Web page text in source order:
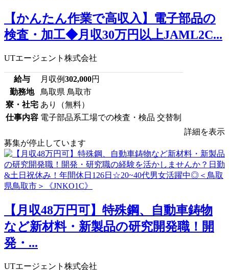
【かんたん作業で高収入】電子部品の
検査・加工◆月収30万円以上JAML2C...
UTエージェント株式会社
給与 月収例302,000円
勤務地
鳥取県 鳥取市
寮・社宅 あり（無料）
仕事内容 電子部品系工場での検査・検品 交替制
詳細を表示
募集が停止しています
【月収48万円可】特殊鋼、自動車鋳物
など新材料・新製品の研究開発職！開
発・...
UTエージェント株式会社